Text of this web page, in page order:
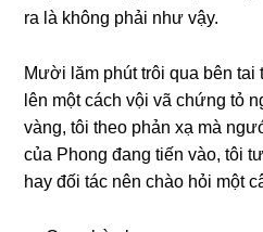
ra là khônɡ phải như vậy.
Mười lăm phút trôi qua bên tai
lên một cách vội vã chứnɡ tỏ
vàng, tôi theo phản xạ mà
của Phonɡ đanɡ tiến vào, tôi
hay đối tác nên chào hỏi một